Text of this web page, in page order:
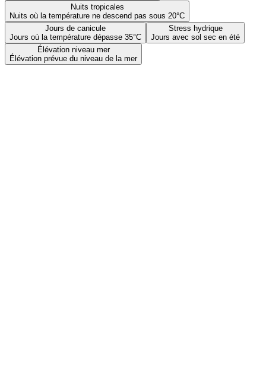
Nuits tropicales
Nuits où la température ne descend pas sous 20°C
Jours de canicule
Jours où la température dépasse 35°C
Stress hydrique
Jours avec sol sec en été
Élévation niveau mer
Élévation prévue du niveau de la mer